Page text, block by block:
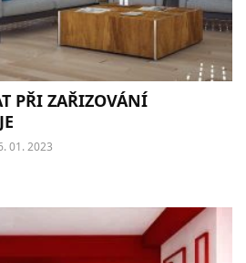
PŘI ZAŘIZOVÁNÍ
01. 2023